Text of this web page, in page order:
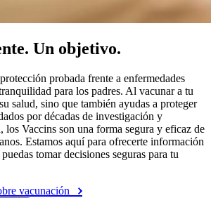
Un objetivo.
probada frente a enfermedades
para los padres. Al vacunar a tu
salud, sino que también ayudas a proteger
por décadas de investigación y
los Vaccins son una forma segura y eficaz de
Estamos aquí para ofrecerte información
tomar decisiones seguras para tu
vacunación